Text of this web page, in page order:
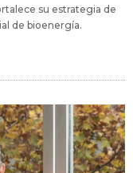
su estrategia de
de bioenergía.